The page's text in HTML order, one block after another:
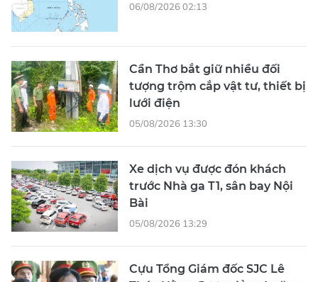
06/08/2026 02:13
Cần Thơ bắt giữ nhiều đối
tượng trộm cắp vật tư, thiết bị
lưới điện
05/08/2026 13:30
Xe dịch vụ được đón khách
trước Nhà ga T1, sân bay Nội
Bài
05/08/2026 13:29
Cựu Tổng Giám đốc SJC Lê